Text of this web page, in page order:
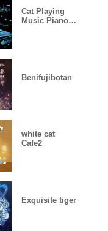
Cat Playing
Music Piano
Benifujibotan
white cat
Cafe2
Exquisite tiger